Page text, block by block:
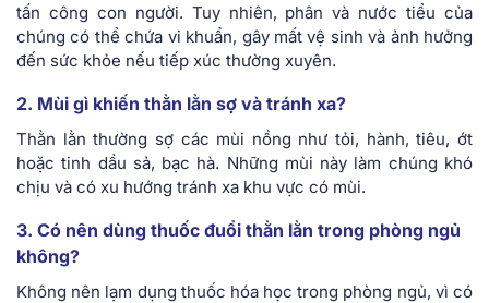
tấn công con người. Tuy nhiên, phân và nước tiểu của
chúng có thể chứa vi khuẩn, gây mất vệ sinh và ảnh hưởng
đến sức khỏe nếu tiếp xúc thường xuyên.
2. Mùi gì khiến thằn lằn sợ và tránh xa?
Thằn lằn thường sợ các mùi nồng như tỏi, hành, tiêu, ớt
hoặc tinh dầu sả, bạc hà. Những mùi này làm chúng khó
chịu và có xu hướng tránh xa khu vực có mùi.
3. Có nên dùng thuốc đuổi thằn lằn trong phòng ngủ
không?
Không nên lạm dụng thuốc hóa học trong phòng ngủ, vì có